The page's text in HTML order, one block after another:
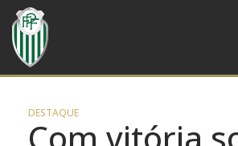
DESTAQUE